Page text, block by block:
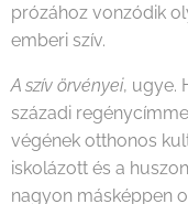
prózához vonzódik
emberi szív.
A szív örvényei, ugye.
századi
végének otthonos
iskolázott és a
nagyon másképpen